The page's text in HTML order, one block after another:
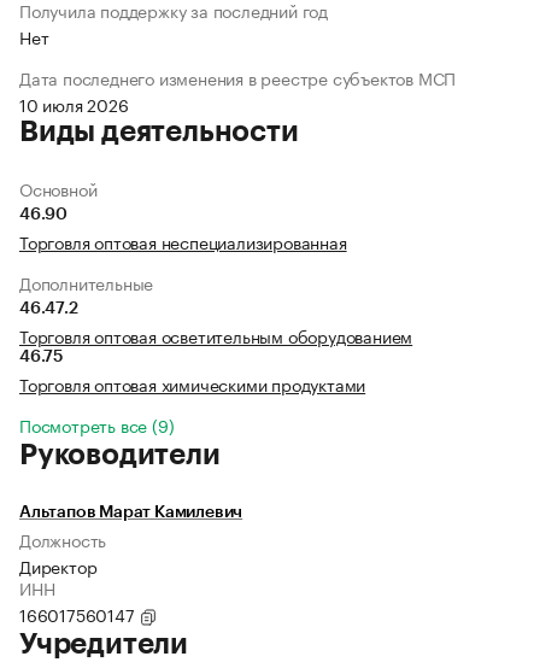
Получила поддержку за последний год
Нет
Дата последнего изменения в реестре субъектов МСП
10 июля 2026
Виды деятельности
Основной
46.90
Торговля оптовая неспециализированная
Дополнительные
46.47.2
Торговля оптовая осветительным оборудованием
46.75
Торговля оптовая химическими продуктами
Посмотреть все (9)
Руководители
Альтапов Марат Камилевич
Должность
Директор
ИНН
166017560147
Учредители